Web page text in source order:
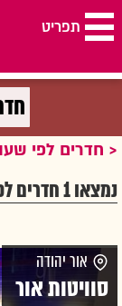
תפריט
חדרים לפי
נמצאו 1 חדרים לפי שעה באור יהודה
אור יהודה
סוויטות אור